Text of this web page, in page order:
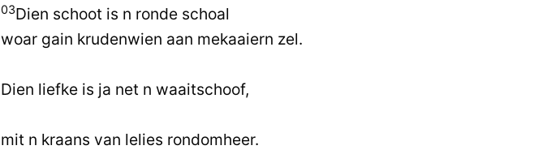
03Dien schoot is n ronde schoal
woar gain krudenwien aan mekaaiern zel.
Dien liefke is ja net n waaitschoof,
mit n kraans van lelies rondomheer.